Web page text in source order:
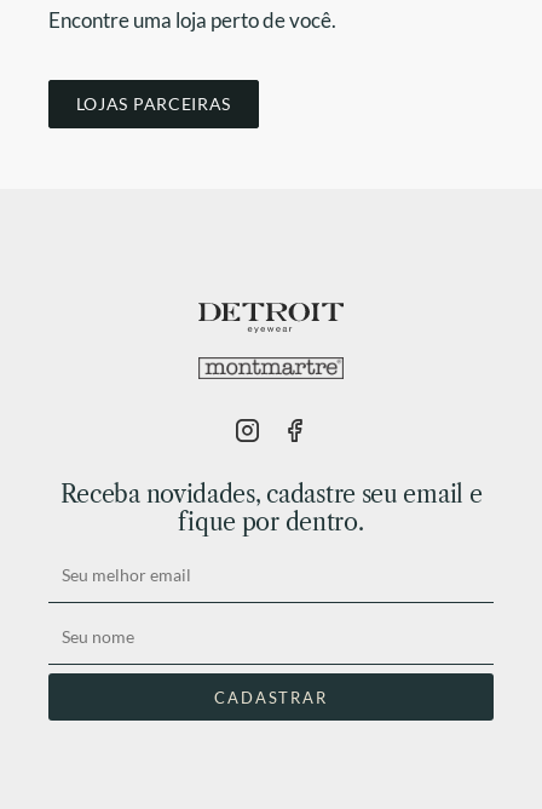
Encontre uma loja perto de você.
LOJAS PARCEIRAS
Receba novidades, cadastre seu email e
fique por dentro.